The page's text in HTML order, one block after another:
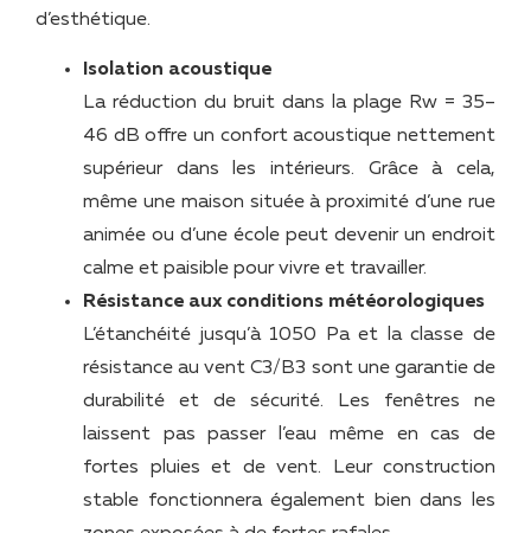
d’esthétique.
Isolation acoustique
La réduction du bruit dans la plage Rw = 35–
46 dB offre un confort acoustique nettement
supérieur dans les intérieurs. Grâce à cela,
même une maison située à proximité d’une rue
animée ou d’une école peut devenir un endroit
calme et paisible pour vivre et travailler.
Résistance aux conditions météorologiques
L’étanchéité jusqu’à 1050 Pa et la classe de
résistance au vent C3/B3 sont une garantie de
durabilité et de sécurité. Les fenêtres ne
laissent pas passer l’eau même en cas de
fortes pluies et de vent. Leur construction
stable fonctionnera également bien dans les